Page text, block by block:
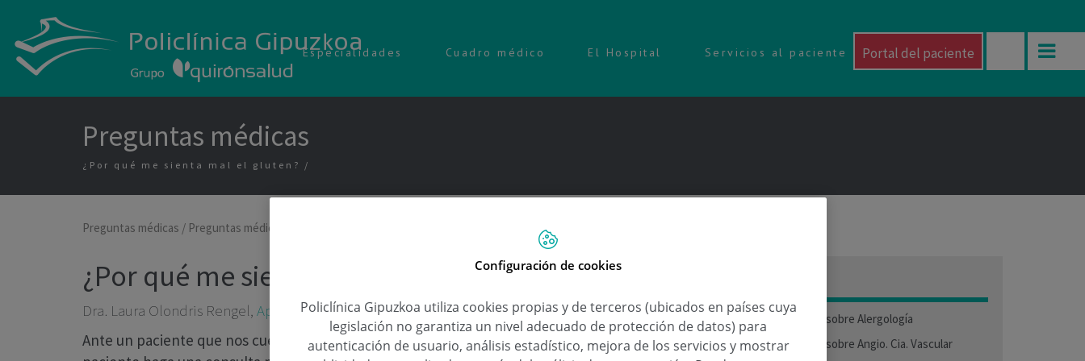
Especialidades Cuadro médico El Hospital Servicios al paciente Portal del paciente
Preguntas médicas
¿Por qué me sienta mal el gluten?
Preguntas médicas / Preguntas médicas sobre Aparato Digestivo
¿Por qué me sienta mal el gluten?
Dra. Laura Olondris Rengel, Aparato Digestivo
Ante un paciente que nos cuenta que le sienta mal el gluten, lo más importante es que ese
Preguntas médicas sobre Alergología
Preguntas médicas sobre Angio. Cia. Vascular
Configuración de cookies
Policlínica Gipuzkoa utiliza cookies propias y de terceros (ubicados en países cuya
legislación no garantiza un nivel adecuado de protección de datos) para
autenticación de usuario, análisis estadístico, mejora de los servicios y mostrar